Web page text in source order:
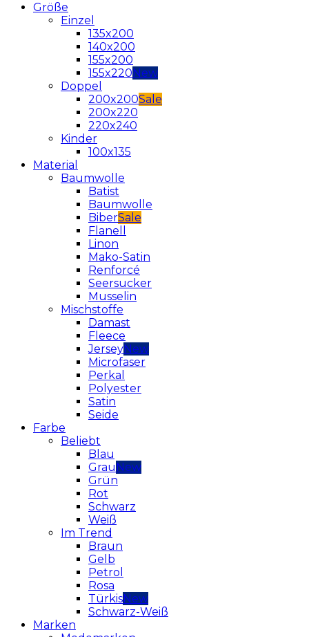
Größe
Einzel
135x200
140x200
155x200
155x220
Doppel
200x200
200x220
220x240
Kinder
100x135
Material
Baumwolle
Batist
Baumwolle
Biber
Flanell
Linon
Mako-Satin
Renforcé
Seersucker
Musselin
Mischstoffe
Damast
Fleece
Jersey
Microfaser
Perkal
Polyester
Satin
Seide
Farbe
Beliebt
Blau
Grau
Grün
Rot
Schwarz
Weiß
Im Trend
Braun
Gelb
Petrol
Rosa
Türkis
Schwarz-Weiß
Marken